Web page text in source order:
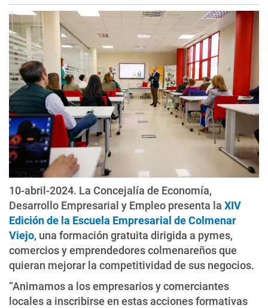
10-abril-2024. La Concejalía de Economía,
Desarrollo Empresarial y Empleo presenta la XIV
Edición de la Escuela Empresarial de Colmenar
Viejo, una formación gratuita dirigida a pymes,
comercios y emprendedores colmenareños que
quieran mejorar la competitividad de sus negocios.
“Animamos a los empresarios y comerciantes
locales a inscribirse en estas acciones formativas